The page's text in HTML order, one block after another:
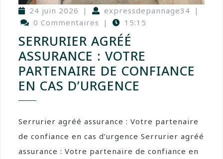
24 juin 2026 | expressdepannage34 |
0 Commentaires
| 15:15
SERRURIER AGRÉÉ
ASSURANCE : VOTRE
PARTENAIRE DE CONFIANCE
EN CAS D’URGENCE
Serrurier agréé assurance : Votre partenaire
de confiance en cas d’urgence Serrurier agréé
assurance : Votre partenaire de confiance en